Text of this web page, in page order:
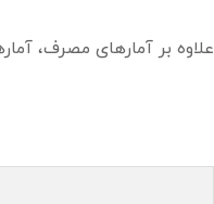
علاوه بر آمارهای مصرف،